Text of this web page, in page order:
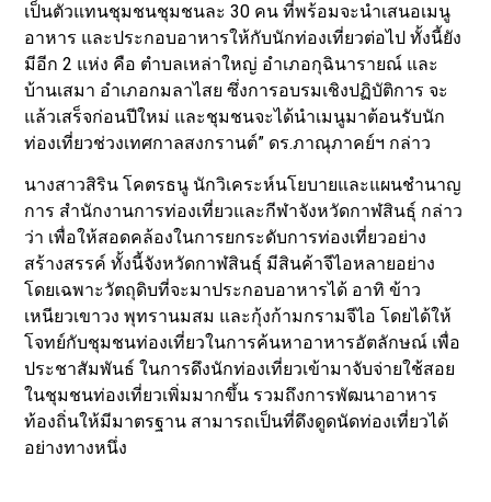
เป็นตัวแทนชุมชนชุมชนละ 30 คน ที่พร้อมจะนำเสนอเมนู
อาหาร และประกอบอาหารให้กับนักท่องเที่ยวต่อไป ทั้งนี้ยัง
มีอีก 2 แห่ง คือ ตำบลเหล่าใหญ่ อำเภอกุฉินารายณ์ และ
บ้านเสมา อำเภอกมลาไสย ซึ่งการอบรมเชิงปฏิบัติการ จะ
แล้วเสร็จก่อนปีใหม่ และชุมชนจะได้นำเมนูมาต้อนรับนัก
ท่องเที่ยวช่วงเทศกาลสงกรานต์” ดร.ภาณุภาคย์ฯ กล่าว
นางสาวสิริน โคตรธนู นักวิเคระห์นโยบายและแผนชำนาญ
การ สำนักงานการท่องเที่ยวและกีฬาจังหวัดกาฬสินธุ์ กล่าว
ว่า เพื่อให้สอดคล้องในการยกระดับการท่องเที่ยวอย่าง
สร้างสรรค์ ทั้งนี้จังหวัดกาฬสินธุ์ มีสินค้าจีไอหลายอย่าง
โดยเฉพาะวัตถุดิบที่จะมาประกอบอาหารได้ อาทิ ข้าว
เหนียวเขาวง พุทรานมสม และกุ้งก้ามกรามจีไอ โดยได้ให้
โจทย์กับชุมชนท่องเที่ยวในการค้นหาอาหารอัตลักษณ์ เพื่อ
ประชาสัมพันธ์ ในการดึงนักท่องเที่ยวเข้ามาจับจ่ายใช้สอย
ในชุมชนท่องเที่ยวเพิ่มมากขึ้น รวมถึงการพัฒนาอาหาร
ท้องถิ่นให้มีมาตรฐาน สามารถเป็นที่ดึงดูดนัดท่องเที่ยวได้
อย่างทางหนึ่ง